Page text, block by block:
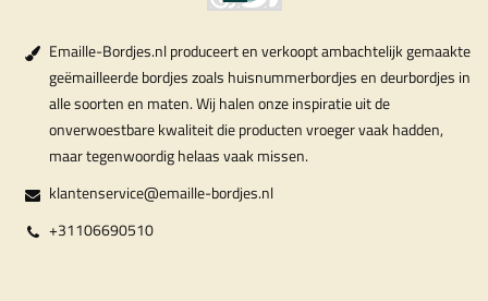
Emaille-Bordjes.nl produceert en verkoopt ambachtelijk gemaakte
geëmailleerde bordjes zoals huisnummerbordjes en deurbordjes in
alle soorten en maten. Wij halen onze inspiratie uit de
onverwoestbare kwaliteit die producten vroeger vaak hadden,
maar tegenwoordig helaas vaak missen.
klantenservice@emaille-bordjes.nl
+31106690510